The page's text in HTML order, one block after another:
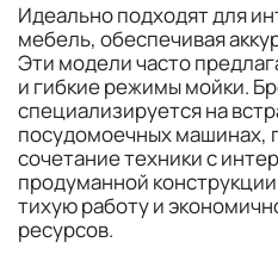
Идеально подходят для
мебель, обеспечивая
Эти модели часто
и гибкие режимы мойки.
специализируется на
посудомоечных машинах,
сочетание техники с
продуманной
тихую работу и
ресурсов.